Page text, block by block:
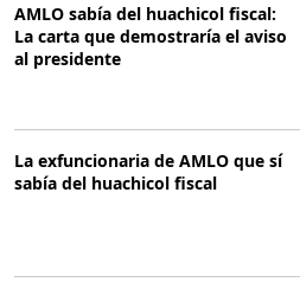
AMLO sabía del huachicol fiscal:
La carta que demostraría el aviso
al presidente
La exfuncionaria de AMLO que sí
sabía del huachicol fiscal